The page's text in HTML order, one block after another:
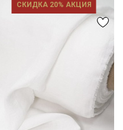
СКИДКА 20% АКЦИЯ